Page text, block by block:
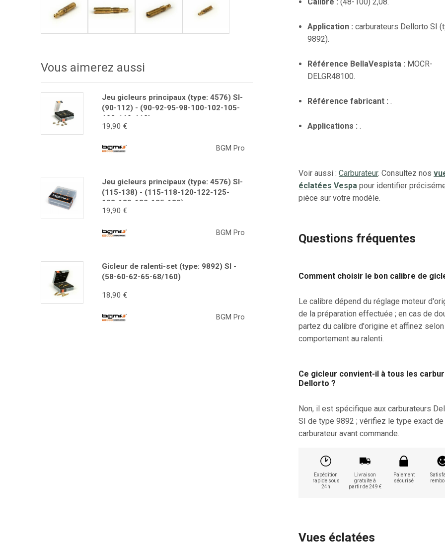
Vous aimerez aussi
Jeu gicleurs principaux (type: 4576) SI-
(90-112) - (90-92-95-98-100-102-105-
108-110-112)
19,90 €
BGM Pro
Jeu gicleurs principaux (type: 4576) SI-
(115-138) - (115-118-120-122-125-
128-130-132-135-138)
19,90 €
BGM Pro
Gicleur de ralenti-set (type: 9892) SI -
(58-60-62-65-68/160)
18,90 €
BGM Pro
Application : carburateurs Dellorto SI
9892).
Référence BellaVespista : MOCR-
DELGR48100.
Référence fabricant : .
Applications : .
Voir aussi :Carburateur. Consultez nos
éclatées Vespa pour identifier
pièce sur votre modèle.
Questions fréquentes
Comment choisir le bon calibre de
Le calibre dépend du réglage moteur
de la préparation effectuée ; en cas de
partez du calibre d'origine et affinez
comportement au ralenti.
Ce gicleur convient-il à tous les
Dellorto ?
Non, il est spécifique aux carburateurs
SI de type 9892 ; vérifiez le type exact de
carburateur avant commande.
Expédition
rapide sous
24h
Livraison
gratuite à
partir de 249 €
Paiement
sécurisé
Vues éclatées